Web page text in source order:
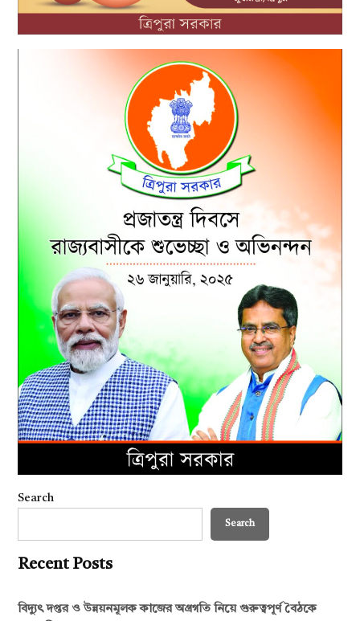
Search
Search
Recent Posts
বিদ্যুৎ দপ্তর ও উন্নয়নমূলক কাজের অগ্রগতি নিয়ে গুরুত্বপূর্ণ বৈঠকে